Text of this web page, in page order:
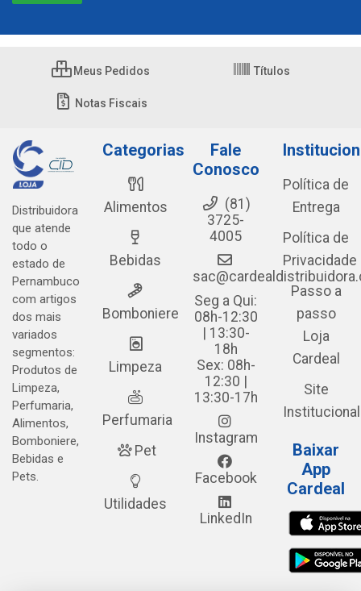
Meus Pedidos Títulos
Notas Fiscais
Distribuidora
que atende
todo o
estado de
Pernambuco
com artigos
dos mais
variados
segmentos:
Produtos de
Limpeza,
Perfumaria,
Alimentos,
Bomboniere,
Bebidas e
Pets.
Categorias
Alimentos
Bebidas
Bomboniere
Limpeza
Perfumaria
Pet
Utilidades
Fale
Conosco
(81)
3725-
4005
Seg a Qui:
08h-12:30
| 13:30-
18h
Sex: 08h-
12:30 |
13:30-17h
Instagram
Facebook
LinkedIn
Política de
Entrega
Política de
Privacidade
Passo a
passo
Loja
Cardeal
Site
Institucional
Baixar
App
Cardeal